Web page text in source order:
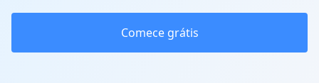
Comece grátis